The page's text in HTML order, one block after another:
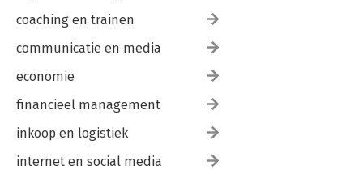
coaching en trainen
communicatie en media
economie
financieel management
inkoop en logistiek
internet en social media